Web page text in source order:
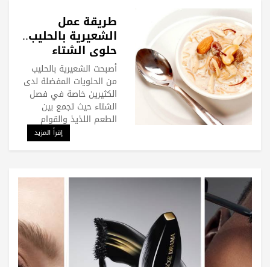
طريقة عمل
الشعيرية بالحليب..
حلوى الشتاء
المفضلة
أصبحت الشعيرية بالحليب
من الحلويات المفضلة لدى
الكثيرين خاصة في فصل
الشتاء حيث تجمع بين
الطعم اللذيذ والقوام
إقرأ المزيد